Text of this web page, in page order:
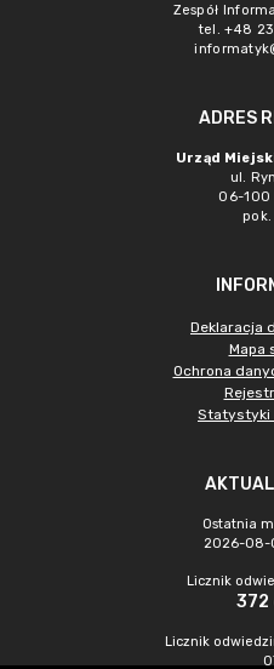
Zespół
tel. +48
ADRES
Urząd
ul.
06-100
pok.
Deklaracja
Mapa
Ochrona
Statystyki
Ostatnia
2026-08-
Licznik
372
Licznik